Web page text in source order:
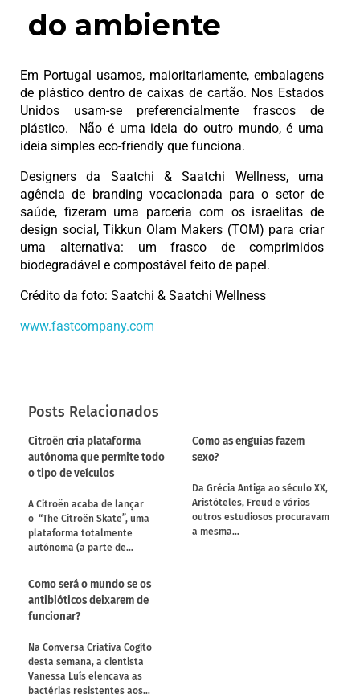
do ambiente
Em Portugal usamos, maioritariamente, embalagens
de plástico dentro de caixas de cartão. Nos Estados
Unidos usam-se preferencialmente frascos de
plástico. Não é uma ideia do outro mundo, é uma
ideia simples eco-friendly que funciona.
Designers da Saatchi & Saatchi Wellness, uma
agência de branding vocacionada para o setor de
saúde, fizeram uma parceria com os israelitas de
design social, Tikkun Olam Makers (TOM) para criar
uma alternativa: um frasco de comprimidos
biodegradável e compostável feito de papel.
Crédito da foto: Saatchi & Saatchi Wellness
www.fastcompany.com
Posts Relacionados
Citroën cria plataforma
autónoma que permite todo
o tipo de veículos
A Citroën acaba de lançar
o “The Citroën Skate”, uma
plataforma totalmente
autónoma (a parte de…
Como as enguias fazem
sexo?
Da Grécia Antiga ao século XX,
Aristóteles, Freud e vários
outros estudiosos procuravam
a mesma…
Como será o mundo se os
antibióticos deixarem de
funcionar?
Na Conversa Criativa Cogito
desta semana, a cientista
Vanessa Luís elencava as
bactérias resistentes aos…